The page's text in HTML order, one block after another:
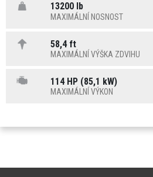
13200 lb
MAXIMÁLNÍ NOSNOST
58,4 ft
MAXIMÁLNÍ VÝŠKA ZDVIHU
114 HP (85,1 kW)
MAXIMÁLNÍ VÝKON